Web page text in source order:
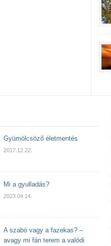
Gyümölcsöző életmentés
2017.12.22.
Mi a gyulladás?
2023.04.14.
A szabó vagy a fazekas? –
avagy mi fán terem a valódi